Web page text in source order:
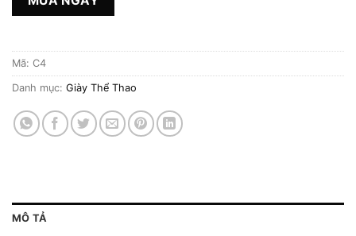
Mã: C4
Danh mục: Giày Thể Thao
MÔ TẢ